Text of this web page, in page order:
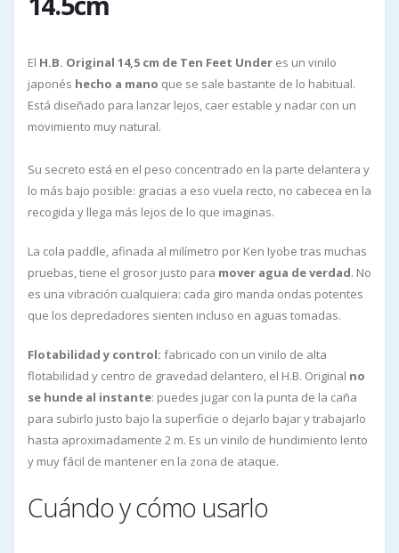
El H.B. Original 14,5 cm de Ten Feet Under es un vinilo
japonés hecho a mano que se sale bastante de lo habitual.
Está diseñado para lanzar lejos, caer estable y nadar con un
movimiento muy natural.
Su secreto está en el peso concentrado en la parte delantera y
lo más bajo posible: gracias a eso vuela recto, no cabecea en la
recogida y llega más lejos de lo que imaginas.
La cola paddle, afinada al milímetro por Ken Iyobe tras muchas
pruebas, tiene el grosor justo para mover agua de verdad. No
es una vibración cualquiera: cada giro manda ondas potentes
que los depredadores sienten incluso en aguas tomadas.
Flotabilidad y control: fabricado con un vinilo de alta
flotabilidad y centro de gravedad delantero, el H.B. Original no
se hunde al instante: puedes jugar con la punta de la caña
para subirlo justo bajo la superficie o dejarlo bajar y trabajarlo
hasta aproximadamente 2 m. Es un vinilo de hundimiento lento
y muy fácil de mantener en la zona de ataque.
Cuándo y cómo usarlo